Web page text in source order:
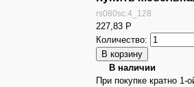
rs080sc.4_128
227,83 Р
Количество:
В наличии
При покупке кратно 1-